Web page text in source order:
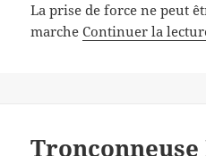
La prise de force ne peut
marcheContinuer la